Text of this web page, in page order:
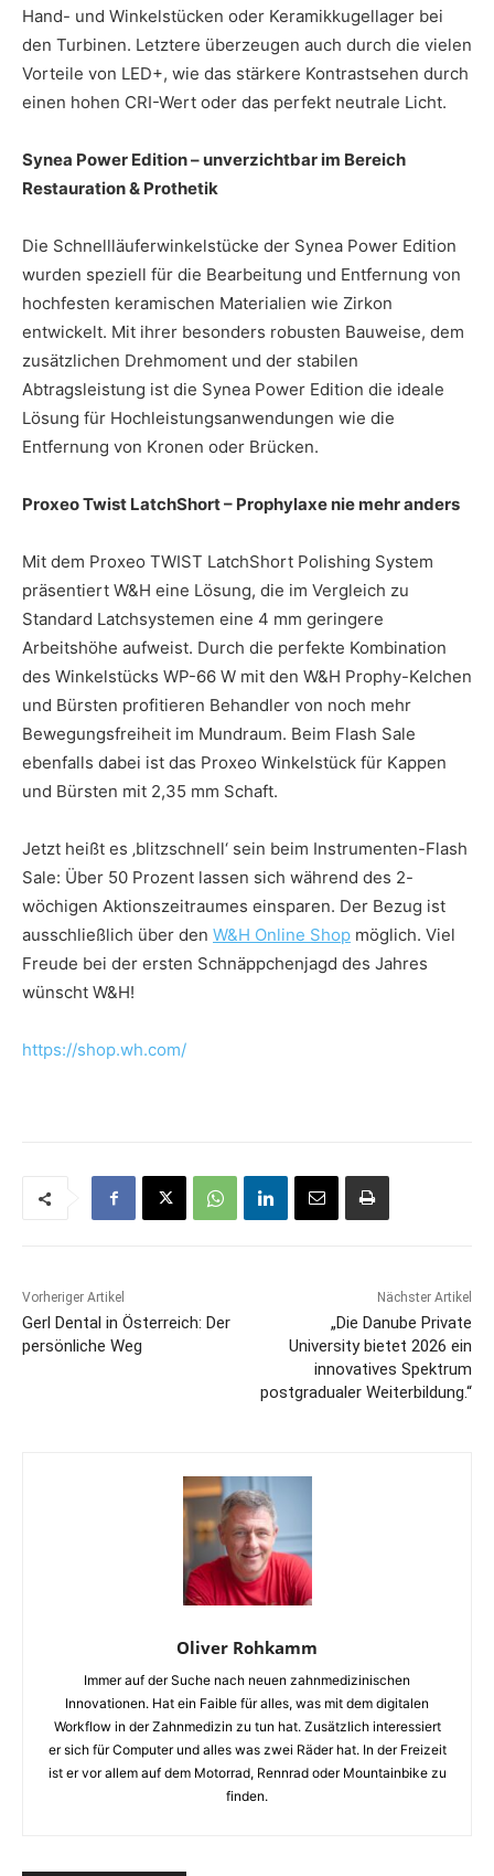
Hand- und Winkelstücken oder Keramikkugellager bei
den Turbinen. Letztere überzeugen auch durch die vielen
Vorteile von LED+, wie das stärkere Kontrastsehen durch
einen hohen CRI-Wert oder das perfekt neutrale Licht.
Synea Power Edition – unverzichtbar im Bereich
Restauration & Prothetik
Die Schnellläuferwinkelstücke der Synea Power Edition
wurden speziell für die Bearbeitung und Entfernung von
hochfesten keramischen Materialien wie Zirkon
entwickelt. Mit ihrer besonders robusten Bauweise, dem
zusätzlichen Drehmoment und der stabilen
Abtragsleistung ist die Synea Power Edition die ideale
Lösung für Hochleistungsanwendungen wie die
Entfernung von Kronen oder Brücken.
Proxeo Twist LatchShort – Prophylaxe nie mehr anders
Mit dem Proxeo TWIST LatchShort Polishing System
präsentiert W&H eine Lösung, die im Vergleich zu
Standard Latchsystemen eine 4 mm geringere
Arbeitshöhe aufweist. Durch die perfekte Kombination
des Winkelstücks WP-66 W mit den W&H Prophy-Kelchen
und Bürsten profitieren Behandler von noch mehr
Bewegungsfreiheit im Mundraum. Beim Flash Sale
ebenfalls dabei ist das Proxeo Winkelstück für Kappen
und Bürsten mit 2,35 mm Schaft.
Jetzt heißt es ‚blitzschnell‘ sein beim Instrumenten-Flash
Sale: Über 50 Prozent lassen sich während des 2-
wöchigen Aktionszeitraumes einsparen. Der Bezug ist
ausschließlich über den W&H Online Shop möglich. Viel
Freude bei der ersten Schnäppchenjagd des Jahres
wünscht W&H!
https://shop.wh.com/
Vorheriger Artikel
Gerl Dental in Österreich: Der
persönliche Weg
Nächster Artikel
„Die Danube Private
University bietet 2026 ein
innovatives Spektrum
postgradualer Weiterbildung.“
Oliver Rohkamm
Immer auf der Suche nach neuen zahnmedizinischen
Innovationen. Hat ein Faible für alles, was mit dem digitalen
Workflow in der Zahnmedizin zu tun hat. Zusätzlich interessiert
er sich für Computer und alles was zwei Räder hat. In der Freizeit
ist er vor allem auf dem Motorrad, Rennrad oder Mountainbike zu
finden.